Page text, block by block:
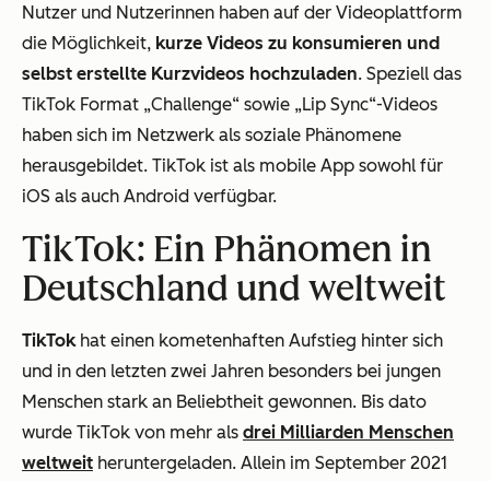
Nutzer und Nutzerinnen haben auf der Videoplattform
die Möglichkeit, kurze Videos zu konsumieren und
selbst erstellte Kurzvideos hochzuladen. Speziell das
TikTok Format „Challenge“ sowie „Lip Sync“-Videos
haben sich im Netzwerk als soziale Phänomene
herausgebildet. TikTok ist als mobile App sowohl für
iOS als auch Android verfügbar.
TikTok: Ein Phänomen in
Deutschland und weltweit
TikTokhat einen kometenhaften Aufstieg hinter sich
und in den letzten zwei Jahren besonders bei jungen
Menschen stark an Beliebtheit gewonnen. Bis dato
wurde TikTok von mehr als drei Milliarden Menschen
weltweit heruntergeladen. Allein im September 2021